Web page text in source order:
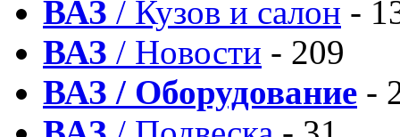
ВАЗ / Кузов и салон -
ВАЗ / Новости - 209
ВАЗ / Оборудование -